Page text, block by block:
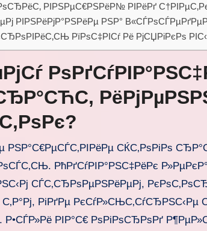
РІРЅРµС€РЅРёР№ РІРёРґ
РІРЅРёРјР°РЅРёРµ РЅР°
РїРѕС‡РІСѓ Рё РјСЏРіРєРѕ
РЅР°С€РµСЃС‚РІРёРµ СЌС‚РѕРіРѕ
РћРґСѓРІР°РЅС‡РёРє
СЃС‚СЂРѕРµРЅРёРµРј,
С‚Р°Рј, РіРґРµ
РІР°С€ РѕРіРѕСЂРѕРґ